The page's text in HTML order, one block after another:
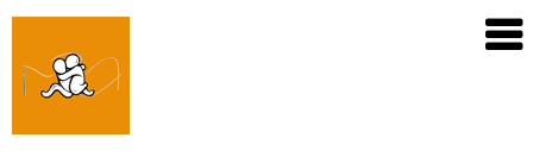
Skip
content